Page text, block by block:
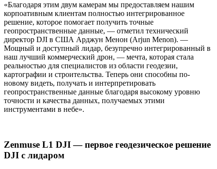
«Благодаря этим двум камерам мы предоставляем нашим
корпоативным клиентам полностью интегрированное
решение, которое помогает получить точные
геопространственные данные, — отметил технический
директор DJI в США Арджун Менон (Arjun Menon). —
Мощный и доступный лидар, безупречно интегрированный в
наш лучший коммерческий дрон, — мечта, которая стала
реальностью для специалистов из области геодезии,
картографии и строительства. Теперь они способны по-
новому видеть, получать и интерпретировать
геопространственные данные благодаря высокому уровню
точности и качества данных, получаемых этими
инструментами в небе».
Zenmuse L1 DJI — первое геодезическое решение
DJI с лидаром